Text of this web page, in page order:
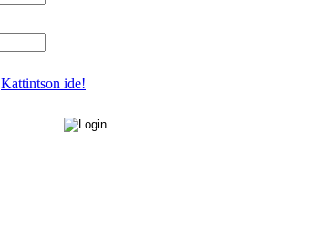
Kattintson ide!